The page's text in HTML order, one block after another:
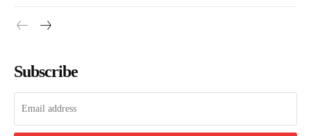
Subscribe